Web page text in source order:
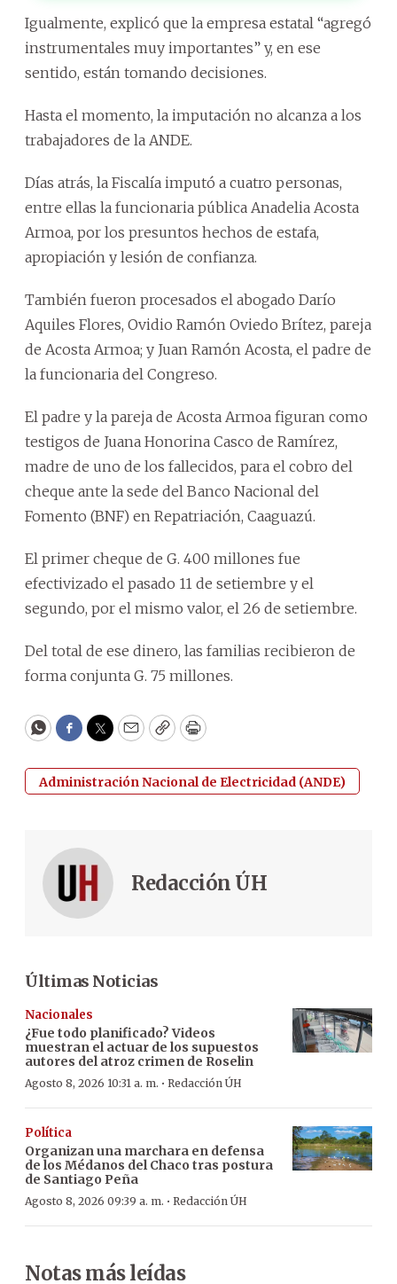
Igualmente, explicó que la empresa estatal “agregó
instrumentales muy importantes” y, en ese
sentido, están tomando decisiones.
Hasta el momento, la imputación no alcanza a los
trabajadores de la ANDE.
Días atrás, la Fiscalía imputó a cuatro personas,
entre ellas la funcionaria pública Anadelia Acosta
Armoa, por los presuntos hechos de estafa,
apropiación y lesión de confianza.
También fueron procesados el abogado Darío
Aquiles Flores, Ovidio Ramón Oviedo Brítez, pareja
de Acosta Armoa; y Juan Ramón Acosta, el padre de
la funcionaria del Congreso.
El padre y la pareja de Acosta Armoa figuran como
testigos de Juana Honorina Casco de Ramírez,
madre de uno de los fallecidos, para el cobro del
cheque ante la sede del Banco Nacional del
Fomento (BNF) en Repatriación, Caaguazú.
El primer cheque de G. 400 millones fue
efectivizado el pasado 11 de setiembre y el
segundo, por el mismo valor, el 26 de setiembre.
Del total de ese dinero, las familias recibieron de
forma conjunta G. 75 millones.
WhatsApp
Facebook
Twitter
EmailCopyPrint
Administración Nacional de Electricidad (ANDE)
Redacción ÚH
Últimas Noticias
Nacionales
¿Fue todo planificado? Videos
muestran el actuar de los supuestos
autores del atroz crimen de Roselin
Agosto 8, 2026 10:31 a. m. · Redacción ÚH
Política
Organizan una marchara en defensa
de los Médanos del Chaco tras postura
de Santiago Peña
Agosto 8, 2026 09:39 a. m. · Redacción ÚH
Notas más leídas